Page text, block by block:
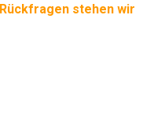
ste­hen wir